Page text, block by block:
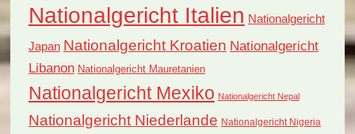
Nationalgericht Italien Nationalgericht
Japan Nationalgericht Kroatien Nationalgericht
Libanon Nationalgericht Mauretanien
Nationalgericht Mexiko Nationalgericht Nepal
Nationalgericht Niederlande Nationalgericht Nigeria